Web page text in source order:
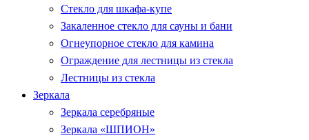
Стекло для шкафа-купе
Закаленное стекло для сауны и бани
Огнеупорное стекло для камина
Ограждение для лестницы из стекла
Лестницы из стекла
Зеркала
Зеркала серебряные
Зеркала «ШПИОН»